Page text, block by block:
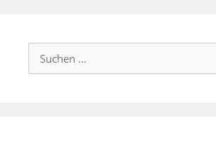
Suchen
nach: